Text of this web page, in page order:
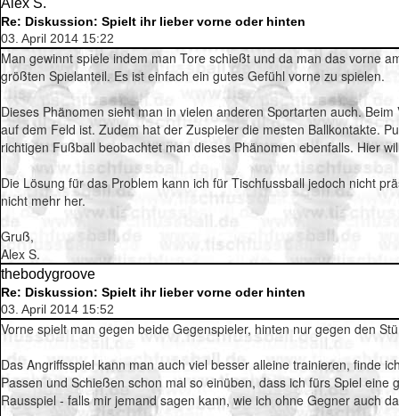
Alex S.
Re: Diskussion: Spielt ihr lieber vorne oder hinten
03. April 2014 15:22
Man gewinnt spiele indem man Tore schießt und da man das vorne
größten Spielanteil. Es ist einfach ein gutes Gefühl vorne zu spielen.
Dieses Phänomen sieht man in vielen anderen Sportarten auch.
auf dem Feld ist. Zudem hat der Zuspieler die mesten Ballkontakte.
richtigen Fußball beobachtet man dieses Phänomen ebenfalls. Hier
Die Lösung für das Problem kann ich für Tischfussball jedoch nicht
nicht mehr her.
Gruß,
Alex S.
thebodygroove
Re: Diskussion: Spielt ihr lieber vorne oder hinten
03. April 2014 15:52
Vorne spielt man gegen beide Gegenspieler, hinten nur gegen den
Das Angriffsspiel kann man auch viel besser alleine trainieren, finde
Passen und Schießen schon mal so einüben, dass ich fürs Spiel
Rausspiel - falls mir jemand sagen kann, wie ich ohne Gegner auch